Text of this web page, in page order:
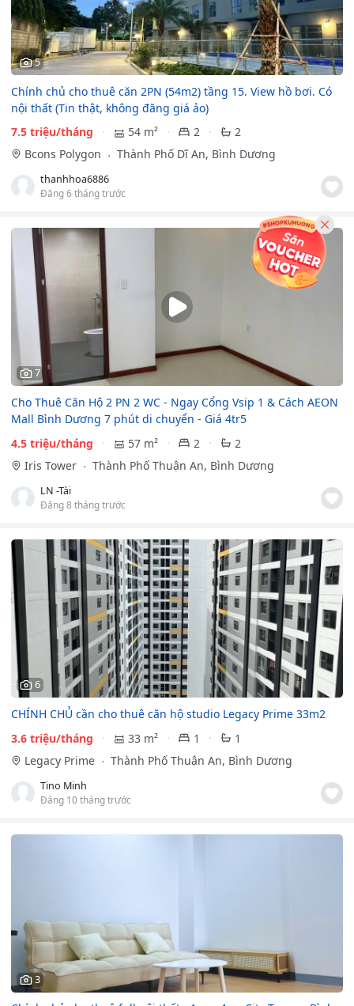
5
Chính chủ cho thuê căn 2PN (54m2) tầng 15. View hồ bơi. Có
nội thất (Tin thật, không đăng giá ảo)
7.5 triệu/tháng
54 m² 2
2
Bcons Polygon
Thành Phố Dĩ An, Bình Dương
thanhhoa6886
Đăng 6 tháng trước
7
Cho Thuê Căn Hộ 2 PN 2 WC - Ngay Cổng Vsip 1 & Cách AEON
Mall Bình Dương 7 phút di chuyển - Giá 4tr5
4.5 triệu/tháng
57 m² 2
2
Iris Tower
Thành Phố Thuận An, Bình Dương
LN -Tài
Đăng 8 tháng trước
6
CHÍNH CHỦ cần cho thuê căn hộ studio Legacy Prime 33m2
3.6 triệu/tháng
33 m² 1
1
Legacy Prime
Thành Phố Thuận An, Bình Dương
Tino Minh
Đăng 10 tháng trước
3